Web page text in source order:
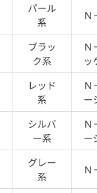
パール
系
Ｎ
ブラッ
ク系
Ｎ
ッ
レッド
系
Ｎ
ー
シルバ
ー系
Ｎ
ー
グレー
系
Ｎ